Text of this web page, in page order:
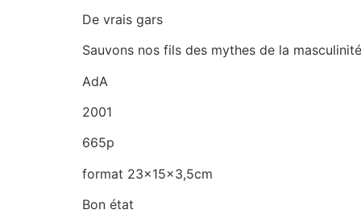
De vrais gars
Sauvons nos fils des mythes de la masculinité
AdA
2001
665p
format 23x15x3,5cm
Bon état